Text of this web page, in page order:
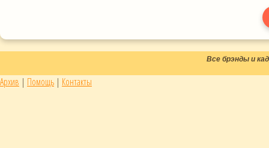
Все брэнды и
Архив | Помощь | Контакты